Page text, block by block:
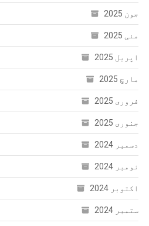
جون 2025
مئی 2025
اپریل 2025
مارچ 2025
فروری 2025
جنوری 2025
دسمبر 2024
نومبر 2024
اکتوبر 2024
ستمبر 2024